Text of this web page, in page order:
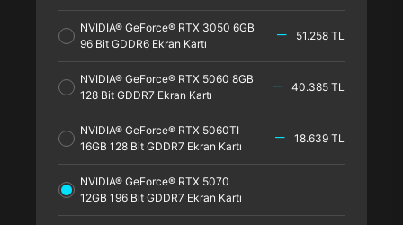
NVIDIA® GeForce® RTX 3050 6GB
96 Bit GDDR6 Ekran Kartı
51.258 TL
NVIDIA® GeForce® RTX 5060 8GB
128 Bit GDDR7 Ekran Kartı
40.385 TL
NVIDIA® GeForce® RTX 5060TI
16GB 128 Bit GDDR7 Ekran Kartı
18.639 TL
NVIDIA® GeForce® RTX 5070
12GB 196 Bit GDDR7 Ekran Kartı